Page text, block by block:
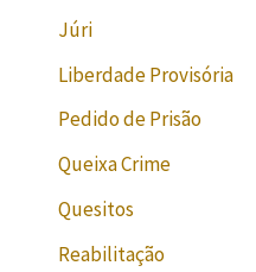
Júri
Liberdade Provisória
Pedido de Prisão
Queixa Crime
Quesitos
Reabilitação